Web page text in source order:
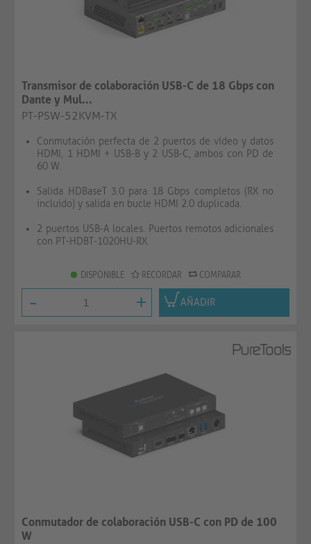
Transmisor de colaboración USB-C de 18 Gbps con
Dante y Mul...
PT-PSW-52KVM-TX
Conmutación perfecta de 2 puertos de vídeo y datos
HDMI, 1 HDMI + USB-B y 2 USB-C, ambos con PD de
60 W.
Salida HDBaseT 3.0 para 18 Gbps completos (RX no
incluido) y salida en bucle HDMI 2.0 duplicada.
2 puertos USB-A locales. Puertos remotos adicionales
con PT-HDBT-1020HU-RX.
DISPONIBLE RECORDAR COMPARAR
- + AÑADIR
Conmutador de colaboración USB-C con PD de 100
W